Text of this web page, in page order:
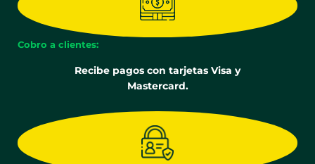
Cobro a clientes:
Recibe pagos con tarjetas Visa y
Mastercard.